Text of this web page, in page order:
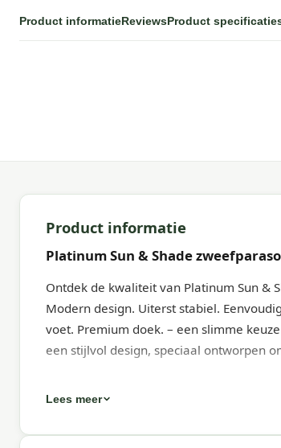
Product informatieReviewsProduct
Product informatie
Platinum Sun & Shade
Ontdek de kwaliteit van Platinum Sun &
Modern design. Uiterst stabiel.
voet. Premium doek. – een slimme
een stijlvol design, speciaal ontworpen
Eigenschappen
design. Stabiliteit| Uiterst stabiel.
Lees meer